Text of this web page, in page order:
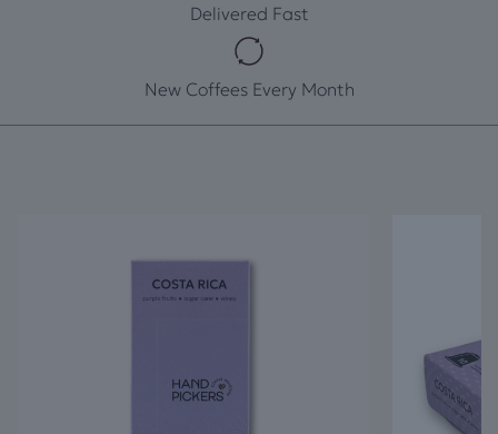
Delivered Fast
New Coffees Every Month